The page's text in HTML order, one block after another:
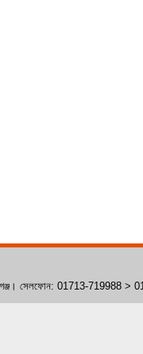
সেলফোন: 01713-